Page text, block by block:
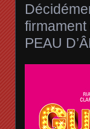
PEAU